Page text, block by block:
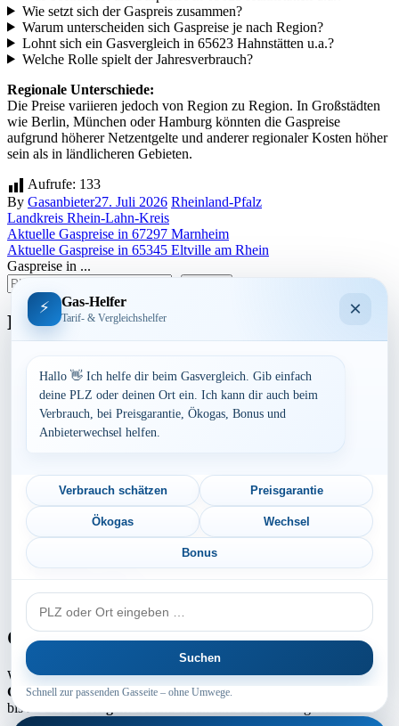
Wie setzt sich der Gaspreis zusammen?
Warum unterscheiden sich Gaspreise je nach Region?
Lohnt sich ein Gasvergleich in 65623 Hahnstätten u.a.?
Welche Rolle spielt der Jahresverbrauch?
Regionale Unterschiede:
Die Preise variieren jedoch von Region zu Region. In Großstädten
wie Berlin, München oder Hamburg könnten die Gaspreise
aufgrund höherer Netzentgelte und anderer regionaler Kosten höher
sein als in ländlicheren Gebieten.
Aufrufe: 133
By Gasanbieter27. Juli 2026 Rheinland-Pfalz
Landkreis Rhein-Lahn-Kreis
Beitragsnavigation
Aktuelle Gaspreise in 67297 Marnheim
Aktuelle Gaspreise in 65345 Eltville am Rhein
Gaspreise in ...
Bundesland
Bayern
Berlin
Brandenburg
Bremen
Hamburg
Mecklenburg-Vorpommern
Niedersachsen
Nordrhein-Westfalen
Rheinland-Pfalz
Saarland
Sachsen-Anhalt
Gaspreis-Explosion
Wie die Medien aktuell berichten, erwartetMillionen von
Gaskundenein absoluterPreisschock. Die
bis zu
⚡ Gas-Helfer
Tarif- & Vergleichshelfer ×
Hallo 👋 Ich helfe dir beim Gasvergleich. Gib einfach
deine PLZ oder deinen Ort ein. Ich kann dir auch beim
Verbrauch, bei Preisgarantie, Ökogas, Bonus und
Anbieterwechsel helfen.
Verbrauch schätzen Preisgarantie
Ökogas Wechsel
Bonus
PLZ
oder
Ort
Suchen
Schnell zur passenden Gasseite – ohne Umwege.